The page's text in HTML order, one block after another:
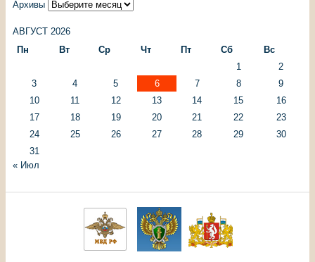
Архивы
АВГУСТ 2026
Пн
Вт Ср Чт Пт Сб
Вс
1
2
3
4 5 6 7 8
9
10
11 12 13 14 15
16
17
18 19 20 21 22
23
24
25 26 27 28 29
30
31
« Июл